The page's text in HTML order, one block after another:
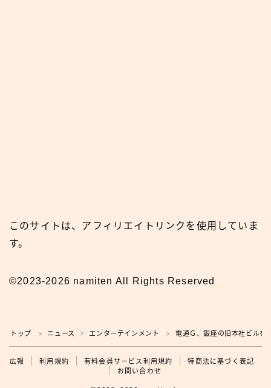
広報
このサイトは、アフィリエイトリンクを使用していま
す。
©2023-2026 namiten All Rights Reserved
トップ ＞ ニュース ＞ エンターテインメント ＞ 電通Ｇ、銀座の旧本社ビル
広報 利用規約 有料会員サービス利用規約
特商法に基づく表記
お問い合わせ